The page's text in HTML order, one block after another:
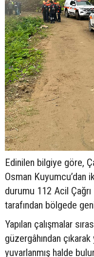
Edinilen bilgiye göre,
Osman Kuyumcu’dan
durumu 112 Acil
tarafından bölgede
Yapılan çalışmalar
güzergâhından
yuvarlanmış halde